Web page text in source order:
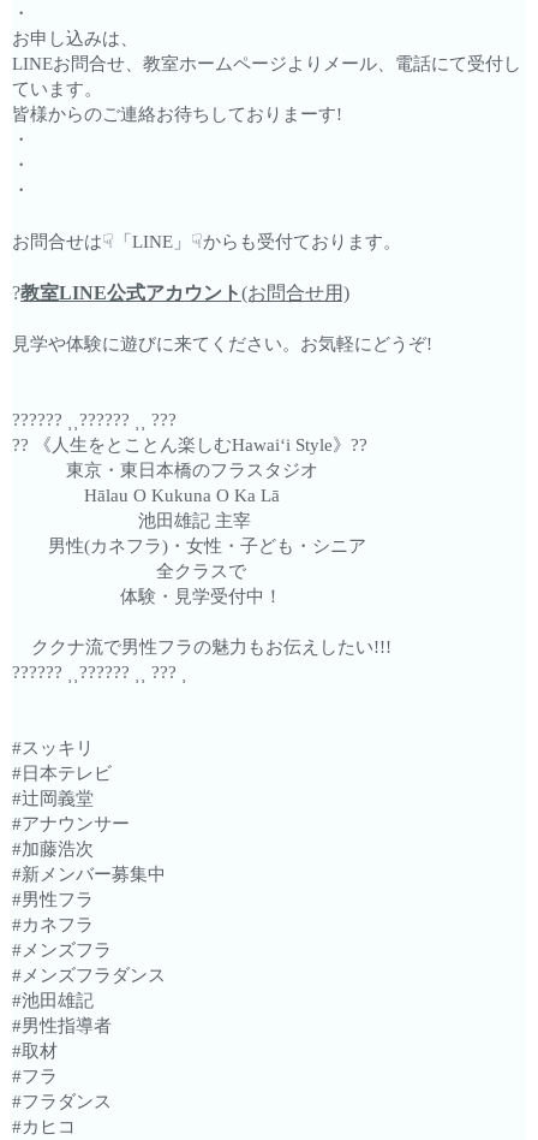
・
お申し込みは、
LINEお問合せ、教室ホームページよりメール、電話にて受付し
ています。
皆様からのご連絡お待ちしておりまーす!
・
・
・
お問合せは☟ 「LINE」 ☟からも受付ております。
?教室LINE公式アカウント(お問合せ用)
見学や体験に遊びに来てください。お気軽にどうぞ!
?????? ⸒⸒?????? ⸒⸒ ???
?? 《人生をとことん楽しむHawaiʻi Style》??
東京・東日本橋のフラスタジオ
Hālau O Kukuna O Ka Lā
池田雄記 主宰
男性(カネフラ)・女性・子ども・シニア
全クラスで
体験・見学受付中！
ククナ流で男性フラの魅力もお伝えしたい!!!
?????? ⸒⸒?????? ⸒⸒ ??? ⸒
#スッキリ
#日本テレビ
#辻岡義堂
#アナウンサー
#加藤浩次
#新メンバー募集中
#男性フラ
#カネフラ
#メンズフラ
#メンズフラダンス
#池田雄記
#男性指導者
#取材
#フラ
#フラダンス
#カヒコ